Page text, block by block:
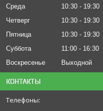
Среда
10:30
19:30
Четверг
10:30
19:30
Пятница
10:30
19:30
Суббота
11:00
16:30
Воскресенье
Выходной
КОНТАКТЫ